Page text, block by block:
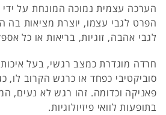
הערכה עצמית נמוכה המונחת על ידי
הפרט לגבי עצמו, יוצרת מציאות בה
לגבי אהבה, זוגיות, בריאות או כל
חרדה מוגדרת כמצב רגשי, בעל איכות
סוביקטיבי כפחד או כרגש הקרוב לו,
פאניקה וכדומה. זהו רגש לא נעים,
בתופעות לוואי פיזיולוגיות.